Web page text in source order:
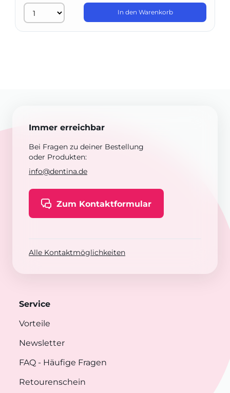
In den Warenkorb
Immer erreichbar
Bei Fragen zu deiner Bestellung
oder Produkten:
info@dentina.de
Zum Kontaktformular
Alle Kontaktmöglichkeiten
Service
Vorteile
Newsletter
FAQ - Häufige Fragen
Retourenschein